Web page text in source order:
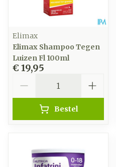
Elimax
Elimax Shampoo Tegen
Luizen Fl 100ml
€ 19,95
Bestel